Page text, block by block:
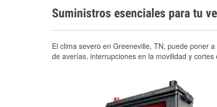
Suministros esenciales para tu
El clima severo en Greeneville, TN, puede poner
de averías, interrupciones en la movilidad y